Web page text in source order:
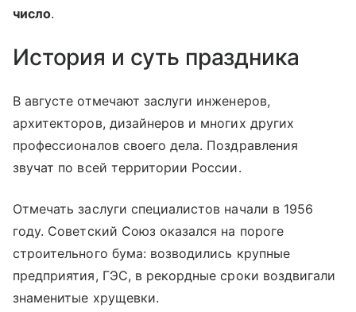
число.
История и суть праздника
В августе отмечают заслуги инженеров,
архитекторов, дизайнеров и многих других
профессионалов своего дела. Поздравления
звучат по всей территории России.
Отмечать заслуги специалистов начали в 1956
году. Советский Союз оказался на пороге
строительного бума: возводились крупные
предприятия, ГЭС, в рекордные сроки воздвигали
знаменитые хрущевки.